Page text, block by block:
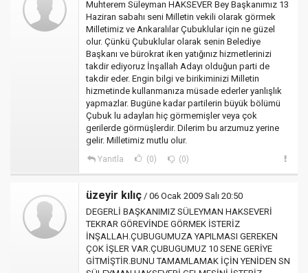
Muhterem Süleyman HAKSEVER Bey Başkanımız 13
Haziran sabahı seni Milletin vekili olarak görmek
Milletimiz ve Ankaralılar Çubuklular için ne güzel
olur. Çünkü Çubuklular olarak senin Belediye
Başkanı ve bürokrat iken yatığınız hizmetlerinizi
takdir ediyoruz İnşallah Adayı olduğun parti de
takdir eder. Engin bilgi ve birikiminizi Milletin
hizmetinde kullanmanıza müsade ederler yanlışlık
yapmazlar. Bugüne kadar partilerin büyük bölümü
Çubuk lu adayları hiç görmemişler veya çok
gerilerde görmüşlerdir. Dilerim bu arzumuz yerine
gelir. Milletimiz mutlu olur.
Yanıtla (0) (0)
üzeyir kılıç / 06 Ocak 2009 Salı 20:50
DEGERLİ BAŞKANIMIZ SÜLEYMAN HAKSEVERİ
TEKRAR GÖREVİNDE GÖRMEK İSTERİZ
İNŞALLAH.ÇUBUGUMUZA YAPILMASI GEREKEN
ÇOK İŞLER VAR.ÇUBUGUMUZ 10 SENE GERİYE
GİTMİŞTİR.BUNU TAMAMLAMAK İÇİN YENİDEN SN